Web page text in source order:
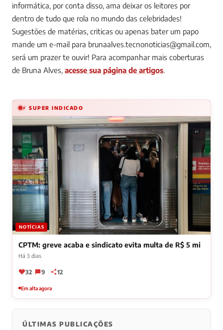
informática, por conta disso, ama deixar os leitores por
dentro de tudo que rola no mundo das celebridades!
Sugestões de matérias, criticas ou apenas bater um papo
mande um e-mail para brunaalves.tecnonoticias@gmail.com,
será um prazer te ouvir! Para acompanhar mais coberturas
de Bruna Alves, acesse sua página de artigos.
⚡ SUPER INDICADO
NOTÍCIAS
CPTM: greve acaba e sindicato evita multa de R$ 5 mi
Há 3 dias
32 9 12
Em alta agora
ÚLTIMAS PUBLICAÇÕES